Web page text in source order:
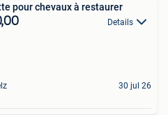
pour chevaux à restaurer
Details
30 jul 26